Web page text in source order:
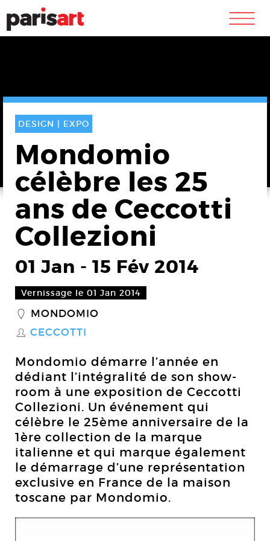
m
DESIGN | EXPO
Mondomio
célèbre les 25
ans de Ceccotti
Collezioni
01 Jan - 15 Fév 2014
Vernissage le 01 Jan 2014
_ MONDOMIO
S CECCOTTI
Mondomio démarre l’année en
dédiant l’intégralité de son show-
room à une exposition de Ceccotti
Collezioni. Un événement qui
célèbre le 25ème anniversaire de la
1ère collection de la marque
italienne et qui marque également
le démarrage d’une représentation
exclusive en France de la maison
toscane par Mondomio.